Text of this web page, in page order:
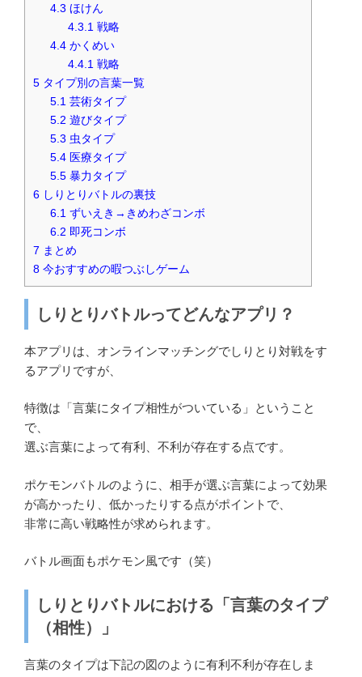
4.3 ほけん
4.3.1 戦略
4.4 かくめい
4.4.1 戦略
5 タイプ別の言葉一覧
5.1 芸術タイプ
5.2 遊びタイプ
5.3 虫タイプ
5.4 医療タイプ
5.5 暴力タイプ
6 しりとりバトルの裏技
6.1 ずいえき→きめわざコンボ
6.2 即死コンボ
7 まとめ
8 今おすすめの暇つぶしゲーム
しりとりバトルってどんなアプリ？
本アプリは、オンラインマッチングでしりとり対戦をす
るアプリですが、
特徴は「言葉にタイプ相性がついている」ということ
で、
選ぶ言葉によって有利、不利が存在する点です。
ポケモンバトルのように、相手が選ぶ言葉によって効果
が高かったり、低かったりする点がポイントで、
非常に高い戦略性が求められます。
バトル画面もポケモン風です（笑）
しりとりバトルにおける「言葉のタイプ
（相性）」
言葉のタイプは下記の図のように有利不利が存在しま